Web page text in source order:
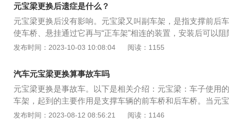
元宝梁更换后遗症是什么？
元宝梁更换后没有影响。元宝梁又叫副车架，是指支撑前后
使车桥、悬挂通过它再与“正车架”相连的装置，安装后可以
少其直接进入车厢的声音。所以大多出在豪华的轿车和越野
用：汽车元宝梁通常具有拖起并且固定发动机和变速箱的作
用：汽车元宝梁还具有一定的连接保护作用，它可以通过横
身强度，也可以一定程度保护油底壳，发动机等不至于受到
隔振动和噪声：汽车元宝梁还能一定程度地阻隔汽车的震动
直接进入到车厢，大多数豪华轿车和越野车都有配置，有些汽
发布时间：2023-10-03 10:08:04 阅读：1155
汽车元宝梁更换算事故车吗
元宝梁更换是事故车。以下是相关介绍：元宝梁：车子使用
车架，起到的主要作用是支撑车辆的前车桥和后车桥。当元
时，会对车辆的行驶稳定性造成一定的影响。事故车辆：车
发布时间：2023-08-12 08:56:21 阅读：1146